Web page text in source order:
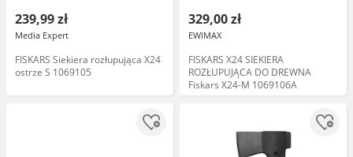
239,99 zł
Media Expert
FISKARS Siekiera rozłupująca X24
ostrze S 1069105
329,00 zł
EWIMAX
FISKARS X24 SIEKIERA
ROZŁUPUJĄCA DO DREWNA
Fiskars X24-M 1069106A